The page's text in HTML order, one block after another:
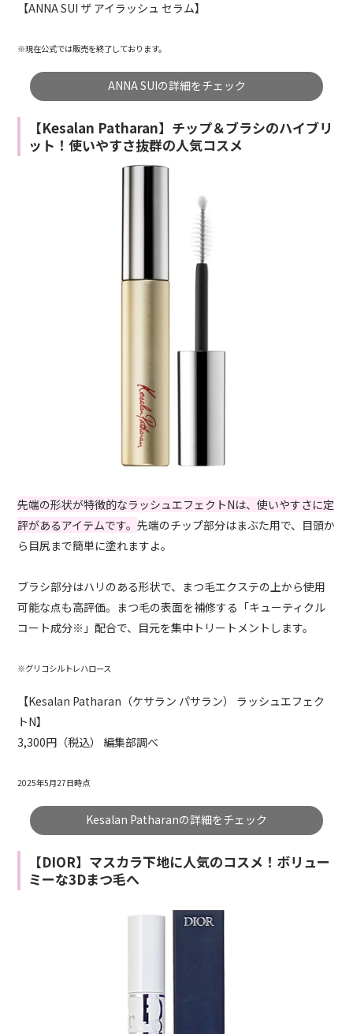
【ANNA SUI ザ アイラッシュ セラム】
※現在公式では販売を終了しております。
ANNA SUIの詳細をチェック
【Kesalan Patharan】チップ＆ブラシのハイブリ
ット！使いやすさ抜群の人気コスメ
先端の形状が特徴的なラッシュエフェクトNは、使いやすさに定
評があるアイテムです。先端のチップ部分はまぶた用で、目頭か
ら目尻まで簡単に塗れますよ。
ブラシ部分はハリのある形状で、まつ毛エクステの上から使用
可能な点も高評価。まつ毛の表面を補修する「キューティクル
コート成分※」配合で、目元を集中トリートメントします。
※グリコシルトレハロース
【Kesalan Patharan（ケサラン パサラン） ラッシュエフェク
トN】
3,300円（税込） 編集部調べ
2025年5月27日時点
Kesalan Patharanの詳細をチェック
【DIOR】マスカラ下地に人気のコスメ！ボリュー
ミーな3Dまつ毛へ